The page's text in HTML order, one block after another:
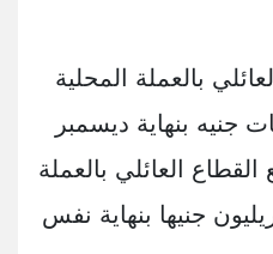
بالعملة المحلية
تريليونات جنيه بنهاية ديسمبر
القطاع العائلي بالعملة
ما يعادل 1.82 تريليون جنيها بنهاية نفس